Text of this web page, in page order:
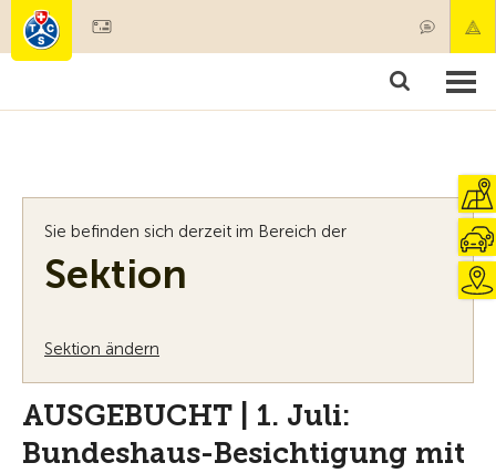
Mitgliedschaft & Leistungen
Sie befinden sich derzeit im Bereich der
Sektion
Sektion ändern
AUSGEBUCHT | 1. Juli:
Bundeshaus-Besichtigung mit